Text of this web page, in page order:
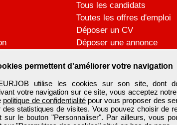
permettent d'améliorer votre navigation
utilise les cookies sur son site, dont
votre navigation sur ce site, vous acceptez
politique de confidentialitépour vous proposer des
des statistiques de visites. Vous pouvez choisir de
sur le bouton "Personnaliser". Par ailleurs, vous
Tous les candidats
Toutes les offres d'emploi
Déposer un CV
Déposer une annonce